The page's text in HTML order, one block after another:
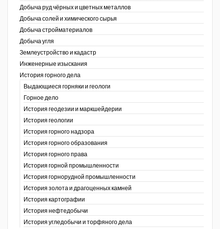
Добыча руд чёрных и цветных металлов
Добыча солей и химического сырья
Добыча стройматериалов
Добыча угля
Землеустройство и кадастр
Инженерные изыскания
История горного дела
Выдающиеся горняки и геологи
Горное дело
История геодезии и маркшейдерии
История геологии
История горного надзора
История горного образования
История горного права
История горной промышленности
История горнорудной промышленности
История золота и драгоценных камней
История картографии
История нефтедобычи
История угледобычи и торфяного дела